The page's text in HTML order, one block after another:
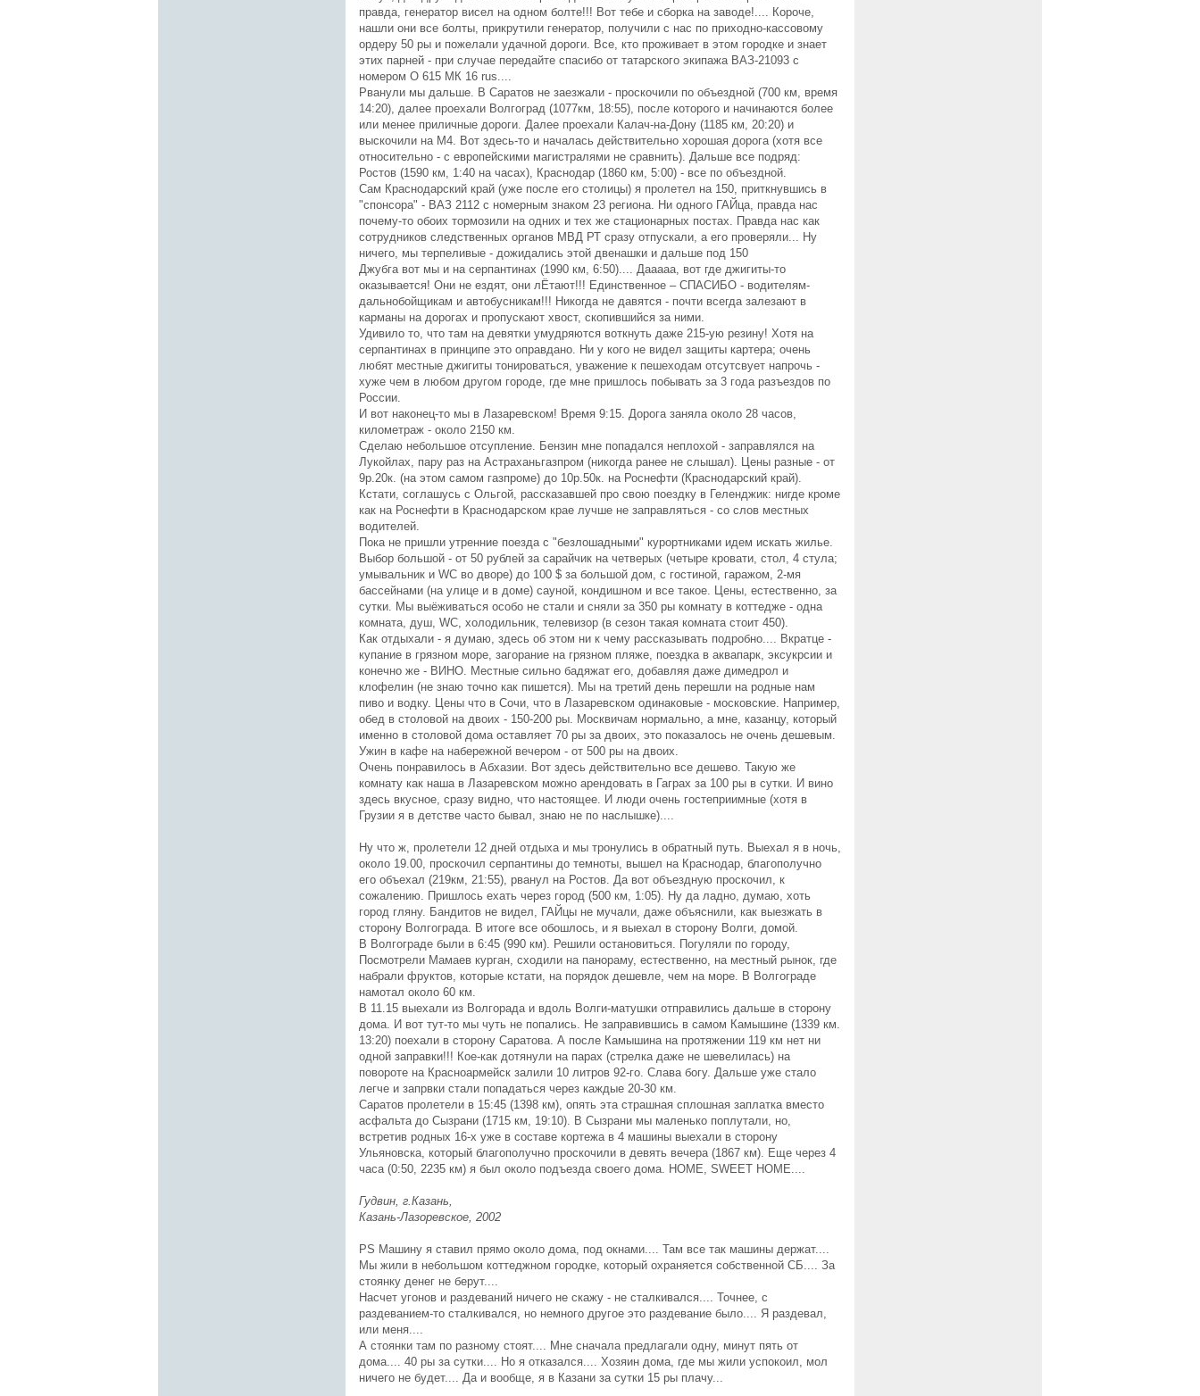
правда, генератор висел на одном болте!!! Вот тебе и сборка на заводе!.... Короче,
нашли они все болты, прикрутили генератор, получили с нас по приходно-кассовому
ордеру 50 ры и пожелали удачной дороги. Все, кто проживает в этом городке и знает
этих парней - при случае передайте спасибо от татарского экипажа ВАЗ-21093 с
номером О 615 МК 16 rus....
Рванули мы дальше. В Саратов не заезжали - проскочили по объездной (700 км, время
14:20), далее проехали Волгоград (1077км, 18:55), после которого и начинаются более
или менее приличные дороги. Далее проехали Калач-на-Дону (1185 км, 20:20) и
выскочили на М4. Вот здесь-то и началась действительно хорошая дорога (хотя все
относительно - с европейскими магистралями не сравнить). Дальше все подряд:
Ростов (1590 км, 1:40 на часах), Краснодар (1860 км, 5:00) - все по объездной.
Сам Краснодарский край (уже после его столицы) я пролетел на 150, приткнувшись в
"спонсора" - ВАЗ 2112 с номерным знаком 23 региона. Ни одного ГАЙца, правда нас
почему-то обоих тормозили на одних и тех же стационарных постах. Правда нас как
сотрудников следственных органов МВД РТ сразу отпускали, а его проверяли... Ну
ничего, мы терпеливые - дожидались этой двенашки и дальше под 150
Джубга вот мы и на серпантинах (1990 км, 6:50).... Дааааа, вот где джигиты-то
оказывается! Они не ездят, они лЁтают!!! Единственное – СПАСИБО - водителям-
дальнобойщикам и автобусникам!!! Никогда не давятся - почти всегда залезают в
карманы на дорогах и пропускают хвост, скопившийся за ними.
Удивило то, что там на девятки умудряются воткнуть даже 215-ую резину! Хотя на
серпантинах в принципе это оправдано. Ни у кого не видел защиты картера; очень
любят местные джигиты тонироваться, уважение к пешеходам отсутсвует напрочь -
хуже чем в любом другом городе, где мне пришлось побывать за 3 года разъездов по
России.
И вот наконец-то мы в Лазаревском! Время 9:15. Дорога заняла около 28 часов,
километраж - около 2150 км.
Сделаю небольшое отсупление. Бензин мне попадался неплохой - заправлялся на
Лукойлах, пару раз на Астраханьгазпром (никогда ранее не слышал). Цены разные - от
9р.20к. (на этом самом газпроме) до 10р.50к. на Роснефти (Краснодарский край).
Кстати, соглашусь с Ольгой, рассказавшей про свою поездку в Геленджик: нигде кроме
как на Роснефти в Краснодарском крае лучше не заправляться - со слов местных
водителей.
Пока не пришли утренние поезда с "безлошадными" курортниками идем искать жилье.
Выбор большой - от 50 рублей за сарайчик на четверых (четыре кровати, стол, 4 стула;
умывальник и WC во дворе) до 100 $ за большой дом, с гостиной, гаражом, 2-мя
бассейнами (на улице и в доме) сауной, кондишном и все такое. Цены, естественно, за
сутки. Мы выёживаться особо не стали и сняли за 350 ры комнату в коттедже - одна
комната, душ, WC, холодильник, телевизор (в сезон такая комната стоит 450).
Как отдыхали - я думаю, здесь об этом ни к чему рассказывать подробно.... Вкратце -
купание в грязном море, загорание на грязном пляже, поездка в аквапарк, эксукрсии и
конечно же - ВИНО. Местные сильно бадяжат его, добавляя даже димедрол и
клофелин (не знаю точно как пишется). Мы на третий день перешли на родные нам
пиво и водку. Цены что в Сочи, что в Лазаревском одинаковые - московские. Например,
обед в столовой на двоих - 150-200 ры. Москвичам нормально, а мне, казанцу, который
именно в столовой дома оставляет 70 ры за двоих, это показалось не очень дешевым.
Ужин в кафе на набережной вечером - от 500 ры на двоих.
Очень понравилось в Абхазии. Вот здесь действительно все дешево. Такую же
комнату как наша в Лазаревском можно арендовать в Гаграх за 100 ры в сутки. И вино
здесь вкусное, сразу видно, что настоящее. И люди очень гостеприимные (хотя в
Грузии я в детстве часто бывал, знаю не по наслышке)....
Ну что ж, пролетели 12 дней отдыха и мы тронулись в обратный путь. Выехал я в ночь,
около 19.00, проскочил серпантины до темноты, вышел на Краснодар, благополучно
его объехал (219км, 21:55), рванул на Ростов. Да вот объездную проскочил, к
сожалению. Пришлось ехать через город (500 км, 1:05). Ну да ладно, думаю, хоть
город гляну. Бандитов не видел, ГАЙцы не мучали, даже объяснили, как выезжать в
сторону Волгограда. В итоге все обошлось, и я выехал в сторону Волги, домой.
В Волгограде были в 6:45 (990 км). Решили остановиться. Погуляли по городу,
Посмотрели Мамаев курган, сходили на панораму, естественно, на местный рынок, где
набрали фруктов, которые кстати, на порядок дешевле, чем на море. В Волгограде
намотал около 60 км.
В 11.15 выехали из Волгорада и вдоль Волги-матушки отправились дальше в сторону
дома. И вот тут-то мы чуть не попались. Не заправившись в самом Камышине (1339 км.
13:20) поехали в сторону Саратова. А после Камышина на протяжении 119 км нет ни
одной заправки!!! Кое-как дотянули на парах (стрелка даже не шевелилась) на
повороте на Красноармейск залили 10 литров 92-го. Слава богу. Дальше уже стало
легче и запрвки стали попадаться через каждые 20-30 км.
Саратов пролетели в 15:45 (1398 км), опять эта страшная сплошная заплатка вместо
асфальта до Сызрани (1715 км, 19:10). В Сызрани мы маленько поплутали, но,
встретив родных 16-х уже в составе кортежа в 4 машины выехали в сторону
Ульяновска, который благополучно проскочили в девять вечера (1867 км). Еще через 4
часа (0:50, 2235 км) я был около подъезда своего дома. HOME, SWEET HOME....
Гудвин, г.Казань,
Казань-Лазоревское, 2002
PS Машину я ставил прямо около дома, под окнами.... Там все так машины держат....
Мы жили в небольшом коттеджном городке, который охраняется собственной СБ.... За
стоянку денег не берут....
Насчет угонов и раздеваний ничего не скажу - не сталкивался.... Точнее, с
раздеванием-то сталкивался, но немного другое это раздевание было.... Я раздевал,
или меня....
А стоянки там по разному стоят.... Мне сначала предлагали одну, минут пять от
дома.... 40 ры за сутки.... Но я отказался.... Хозяин дома, где мы жили успокоил, мол
ничего не будет.... Да и вообще, я в Казани за сутки 15 ры плачу...